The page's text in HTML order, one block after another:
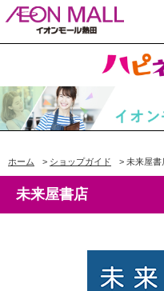
ホーム > ショップガイド > 未来屋書
未来屋書店